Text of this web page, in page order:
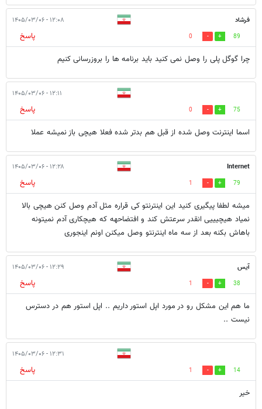
فرشاد ۱۲:۰۸ - ۱۴۰۵/۰۳/۰۶
89
0
پاسخ
چرا گوگل پلی را وصل نمی کنید باید برنامه ها را بروزرسانی کنیم
۱۲:۱۱ - ۱۴۰۵/۰۳/۰۶
75
0
پاسخ
اسما اینترنت وصل شده از قبل هم بدتر شده فعلا هیچی باز نمیشه عملا
Internet ۱۲:۲۸ - ۱۴۰۵/۰۳/۰۶
79
1
پاسخ
میشه لطفا پیگیری کنید این اینترنتو کی قراره مثل آدم وصل کنن هیچی بالا
نمیاد هیچیییی انقدر سرعتش کند و افتضاحهه که هیچکاری آدم نمیتونه
باهاش بکنه بعد از سه ماه اینترنتو وصل میکنن اونم اینجوری
آيس ۱۲:۲۹ - ۱۴۰۵/۰۳/۰۶
38
1
پاسخ
ما هم اين مشكل رو در مورد اپل استور داريم .. اپل استور هم در دسترس
نيست ..
۱۲:۳۱ - ۱۴۰۵/۰۳/۰۶
14
1
پاسخ
خیر